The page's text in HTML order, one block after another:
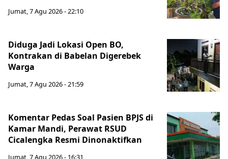
Jumat, 7 Agu 2026 - 22:10
Diduga Jadi Lokasi Open BO,
Kontrakan di Babelan Digerebek
Warga
Jumat, 7 Agu 2026 - 21:59
Komentar Pedas Soal Pasien BPJS di
Kamar Mandi, Perawat RSUD
Cicalengka Resmi Dinonaktifkan
Jumat, 7 Agu 2026 - 16:31